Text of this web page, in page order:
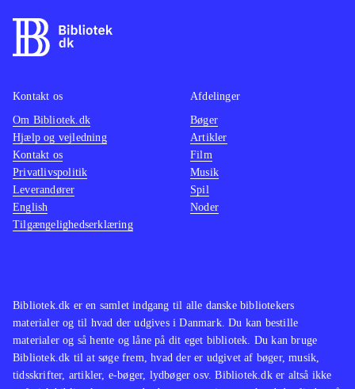
Bibliotek.dk er en samlet indgang til alle danske bibliotekers
materialer og til hvad der udgives i Danmark. Du kan bestille
materialer og så hente og låne på dit eget bibliotek. Du kan bruge
Bibliotek.dk til at søge frem, hvad der er udgivet af bøger, musik,
tidsskrifter, artikler, e-bøger, lydbøger osv. Bibliotek.dk er altså ikke
Kontakt os
Om Bibliotek.dk
Hjælp og vejledning
Kontakt os
Privatlivspolitik
Leverandører
English
Tilgængelighedserklæring
Afdelinger
Bøger
Artikler
Film
Musik
Spil
Noder